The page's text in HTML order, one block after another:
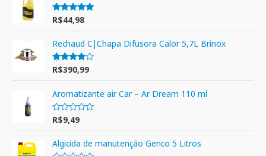
Avaliação
5.00
de 5
R$44,98
Rechaud C|Chapa Difusora Calor 5,7L Brinox
Avaliação
4.00
de 5
R$390,99
Aromatizante air Car – Ar Dream 110 ml
A
l
i
R$9,49
Algicida de manutenção Genco 5 Litros